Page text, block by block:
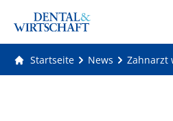
Startseite News Zahnarzt